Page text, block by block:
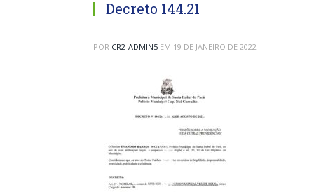
Decreto 144.21
POR CR2-ADMIN5 EM 19 DE JANEIRO DE 2022